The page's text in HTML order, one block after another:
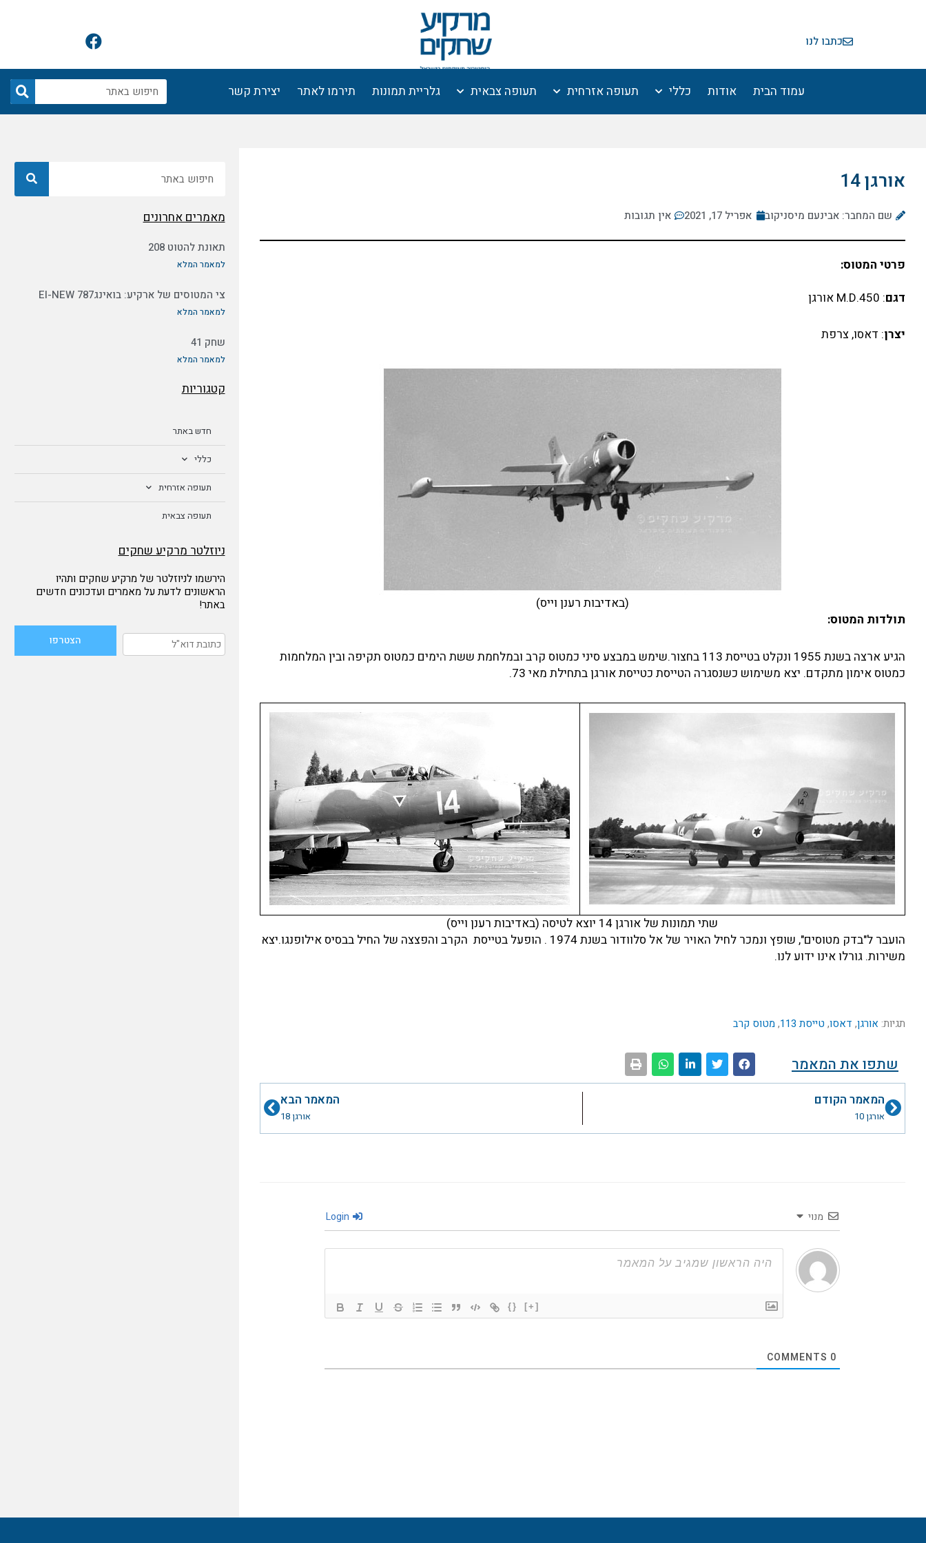
כתבו לנו
F
a
c
e
b
o
עמוד הבית אודות כללי תעופה אזרחית תעופה צבאית גלריית תמונות תירמו לאתר יצירת קשר חיפוש
אורגן 14
שם המחבר: אבינעם מיסניקוב אפריל 17, 2021 אין תגובות
פרטי המטוס:
דגם: M.D.450 אורגן
יצרן: דאסו, צרפת
(באדיבות רענן וייס)
תולדות המטוס:
הגיע ארצה בשנת 1955 ונקלט בטייסת 113 בחצור.שימש במבצע סיני כמטוס קרב ובמלחמת ששת הימים כמטוס תקיפה ובין המלחמות
כמטוס אימון מתקדם. יצא משימוש כשנסגרה הטייסת כטייסת אורגן בתחילת מאי 73.
שתי תמונות של אורגן 14 יוצא לטיסה (באדיבות רענן וייס)
הועבר ל"בדק מטוסים", שופץ ונמכר לחיל האויר של אל סלוודור בשנת 1974 . הופעל בטייסת הקרב והפצצה של החיל בבסיס אילופנגו.יצא
משירות. גורלו אינו ידוע לנו.
תגיות: אורגן, דאסו, טייסת 113 ,מטוס קרב
שתפו את המאמר
קודםהמאמר הקודם
אורגן 10
המאמר הבא
אורגן 18
הבא
מנוי
{} [+]
0
מאמרים אחרונים
תאונת להטוט 208
למאמר המלא
צי המטוסים של ארקיע: בואינג787 EI-NEW
למאמר המלא
שחק 41
למאמר המלא
קטגוריות
חדש באתר
כללי
תעופה אזרחית
תעופה צבאית
ניוזלטר מרקיע שחקים
הירשמו לניוזלטר של מרקיע שחקים ותהיו
הראשונים לדעת על מאמרים ועדכונים חדשים
באתר!